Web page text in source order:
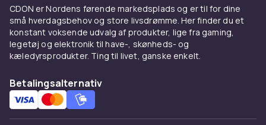
Antal: 10 stk.
Farve
MultiColor
Varenr.
Produktsikkerhedsinformation
CDON er Nordens førende markedsplads og er til for dine
små hverdagsbehov og store livsdrømme. Her finder du et
konstant voksende udvalg af produkter, lige fra gaming,
legetøj og elektronik til have-, skønheds- og
kæledyrsprodukter. Ting til livet, ganske enkelt.
Betalingsalternativ